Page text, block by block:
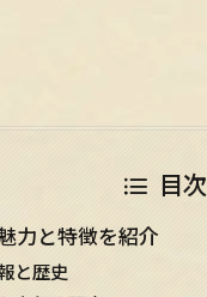
目次
力と特徴を紹介
と歴史